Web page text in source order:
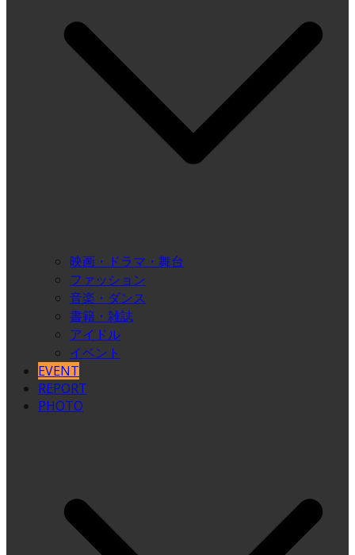
映画・ドラマ・舞台
ファッション
音楽・ダンス
書籍・雑誌
アイドル
イベント
EVENT
REPORT
PHOTO